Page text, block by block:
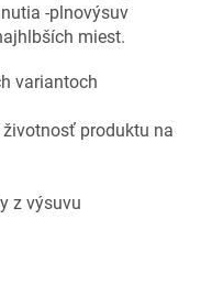
-plnovýsuv
miest.
variantoch
produktu na
z výsuvu